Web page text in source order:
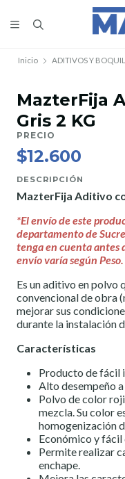
Inicio ADITIVOS Y
MazterFija
Gris 2 KG
PRECIO
$12.600
DESCRIPCIÓN
MazterFija Aditivo
*El envío de este
departamento de
tenga en cuenta antes
envío varía según Peso.
Es un aditivo en polvo
convencional de obra
mejorar sus
durante la instalación
Características
Producto de fácil
Alto desempeño
Polvo de color
mezcla. Su color
homogenización
Económico y fácil
Permite realizar
enchape.